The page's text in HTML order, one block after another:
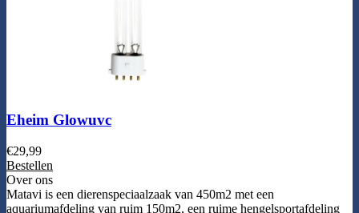
Eheim Glowuvc
€29,99
Bestellen
Over ons
Matavi is een dierenspeciaalzaak van 450m2 met een
aquariumafdeling van ruim 150m2, een ruime hengelsportafdeling